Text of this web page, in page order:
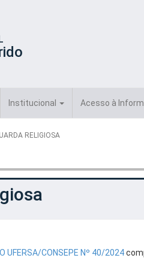
Institucional Acesso à
RELIGIOSA
UFERSA/CONSEPE Nº 40/2024